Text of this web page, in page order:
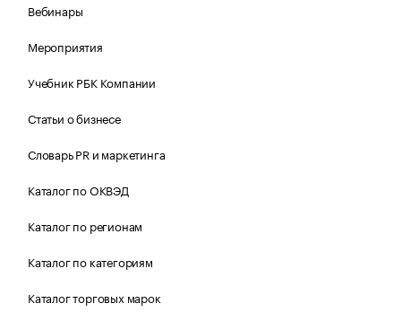
Вебинары
Мероприятия
Учебник РБК Компании
Статьи о бизнесе
Словарь PR и маркетинга
Каталог по ОКВЭД
Каталог по регионам
Каталог по категориям
Каталог торговых марок